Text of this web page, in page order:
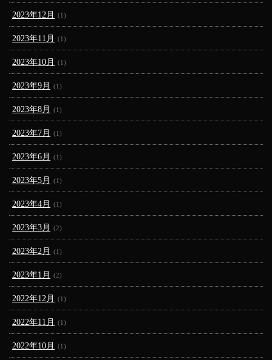
2023年12月 (1)
2023年11月 (1)
2023年10月 (1)
2023年9月 (1)
2023年8月 (1)
2023年7月 (1)
2023年6月 (1)
2023年5月 (1)
2023年4月 (1)
2023年3月 (2)
2023年2月 (1)
2023年1月 (2)
2022年12月 (1)
2022年11月 (1)
2022年10月 (1)